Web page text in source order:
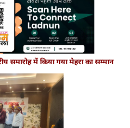
समारोह में किया गया मेहरा का सम्मान